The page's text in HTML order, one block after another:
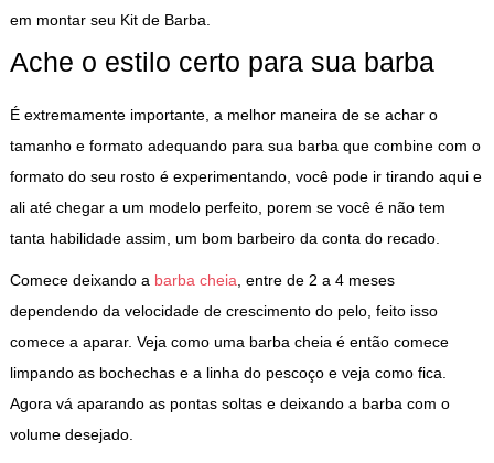
em montar seu Kit de Barba.
Ache o estilo certo para sua barba
É extremamente importante, a melhor maneira de se achar o
tamanho e formato adequando para sua barba que combine com o
formato do seu rosto é experimentando, você pode ir tirando aqui e
ali até chegar a um modelo perfeito, porem se você é não tem
tanta habilidade assim, um bom barbeiro da conta do recado.
Comece deixando a barba cheia , entre de 2 a 4 meses
dependendo da velocidade de crescimento do pelo, feito isso
comece a aparar. Veja como uma barba cheia é então comece
limpando as bochechas e a linha do pescoço e veja como fica.
Agora vá aparando as pontas soltas e deixando a barba com o
volume desejado.